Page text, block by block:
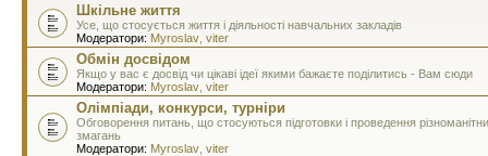
Шкільне життя
Усе, що стосується життя і діяльності навчальних закладів
Модератори: Myroslav viter
Обмін досвідом
Якщо у вас є досвід чи цікаві ідеї якими бажаєте поділитись - Вам сюди
Модератори: Myroslav viter
Олімпіади, конкурси, турніри
Обговорення питань, що стосуються підготовки і проведення
змагань
Модератори: Myroslav viter